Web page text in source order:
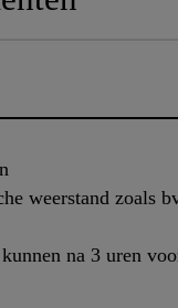
weerstand zoals
na 3 uren